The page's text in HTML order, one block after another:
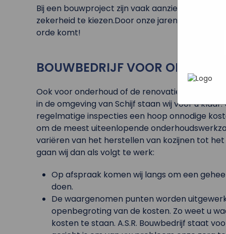
Bij een bouwproject zijn vaak aanzienlijke
zekerheid te kiezen.Door onze jarenlange
orde komt!
BOUWBEDRIJF VOOR
Ook voor onderhoud of de renovatie van
in de omgeving van Schijf staan wij voor u
regelmatige inspecties een hoop onnodige
om de meest uiteenlopende
variëren van het herstellen van kozijnen tot het
gaan wij dan als volgt te werk:
Op afspraak komen wij langs om een
doen.
De waargenomen punten worden
openbegroting van de kosten. Zo weet u
kosten te staan. A.S.R. Bouwbedrijf staat
uw
heen
wordt
je